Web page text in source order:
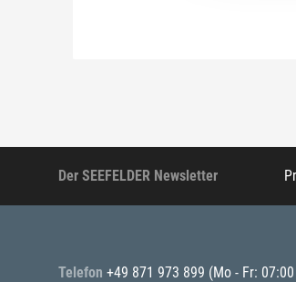
Der SEEFELDER Newsletter
Telefon +49 871 973 899 (Mo - Fr: